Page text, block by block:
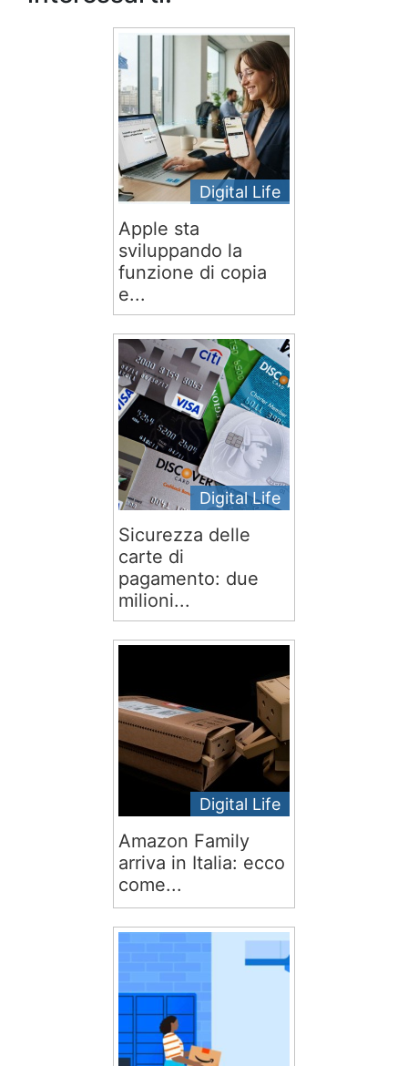
Digital Life
Apple sta
sviluppando la
funzione di copia
e...
Digital Life
Sicurezza delle
carte di
pagamento: due
milioni...
Digital Life
Amazon Family
arriva in Italia: ecco
come...